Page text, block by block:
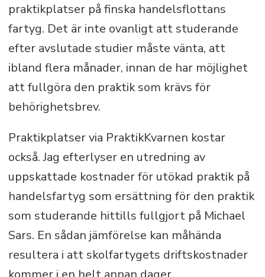
praktikplatser på finska handelsflottans
fartyg. Det är inte ovanligt att studerande
efter avslutade studier måste vänta, att
ibland flera månader, innan de har möjlighet
att fullgöra den praktik som krävs för
behörighetsbrev.
Praktikplatser via PraktikKvarnen kostar
också. Jag efterlyser en utredning av
uppskattade kostnader för utökad praktik på
handelsfartyg som ersättning för den praktik
som studerande hittills fullgjort på Michael
Sars. En sådan jämförelse kan måhända
resultera i att skolfartygets driftskostnader